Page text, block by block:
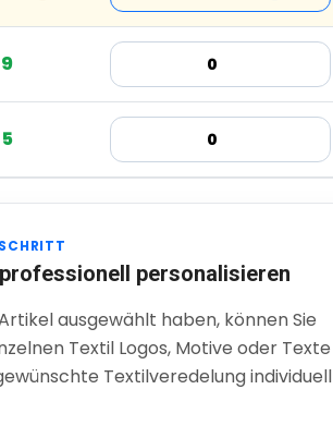
9
5
personalisieren
ausgewählt haben, können Sie
Textil Logos, Motive oder Texte
Textilveredelung individuell